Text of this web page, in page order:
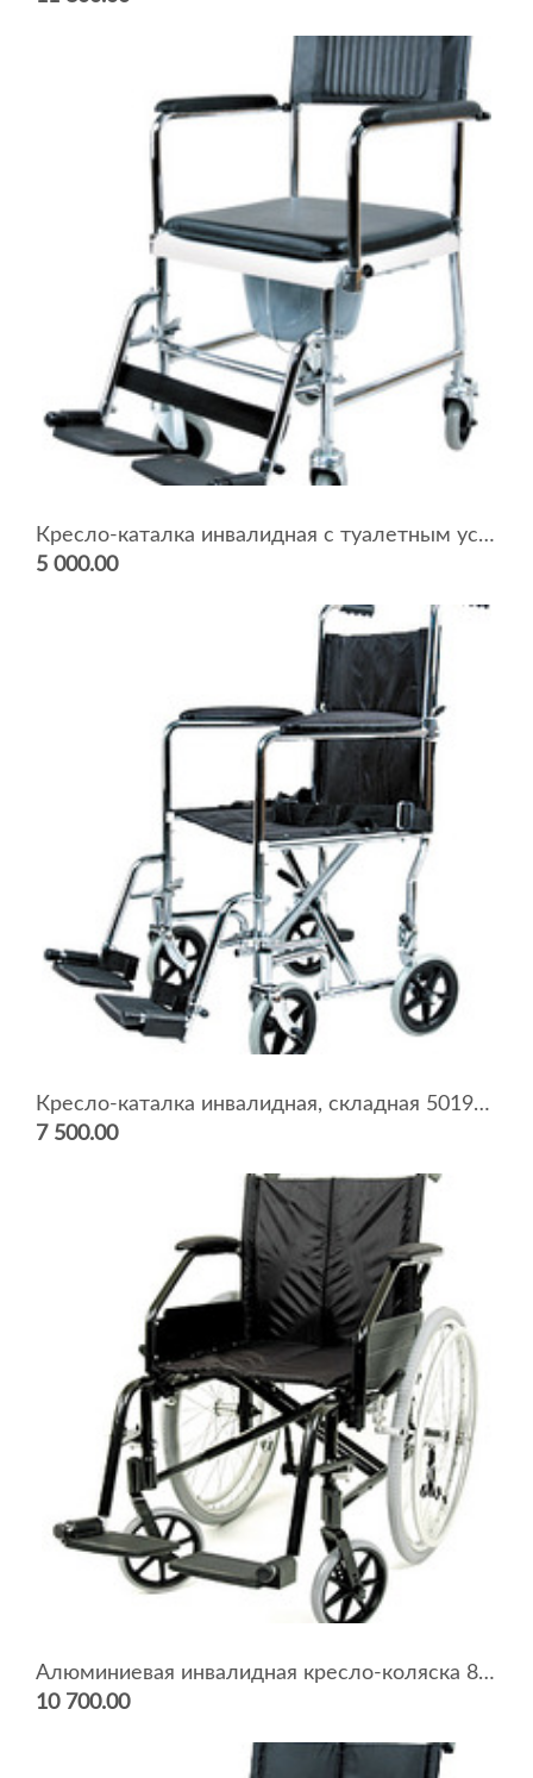
Кресло-каталка инвалидная с туалетным устройством 5019W2
5 000.00
Кресло-каталка инвалидная, складная 5019C0103SF
7 500.00
Алюминиевая инвалидная кресло-коляска 8018A0603
10 700.00